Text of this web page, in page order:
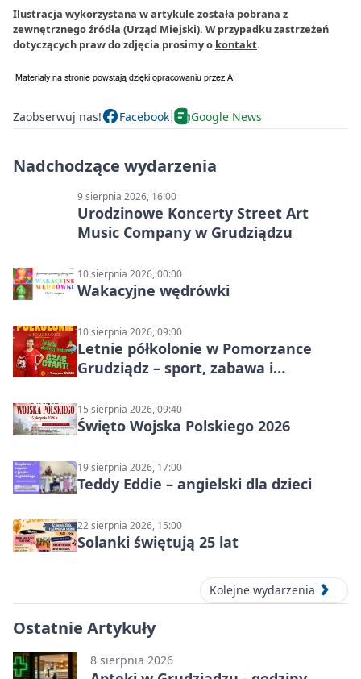
Ilustracja wykorzystana w artykule została pobrana z
zewnętrznego źródła (Urząd Miejski). W przypadku zastrzeżeń
dotyczących praw do zdjęcia prosimy o kontakt.
Zaobserwuj nas! Facebook Google News
Nadchodzące wydarzenia
9 sierpnia 2026, 16:00
Urodzinowe Koncerty Street Art
Music Company w Grudziądzu
10 sierpnia 2026, 00:00
Wakacyjne wędrówki
10 sierpnia 2026, 09:00
Letnie półkolonie w Pomorzance
Grudziądz – sport, zabawa i
15 sierpnia 2026, 09:40
Święto Wojska Polskiego 2026
19 sierpnia 2026, 17:00
Teddy Eddie – angielski dla dzieci
22 sierpnia 2026, 15:00
Solanki świętują 25 lat
Kolejne wydarzenia
Ostatnie Artykuły
8 sierpnia 2026